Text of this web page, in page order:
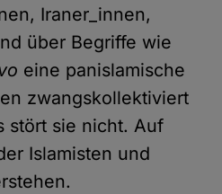
Iraner_innen,
über Begriffe wie
eine panislamische
zwangskollektiviert
stört sie nicht. Auf
Islamisten und